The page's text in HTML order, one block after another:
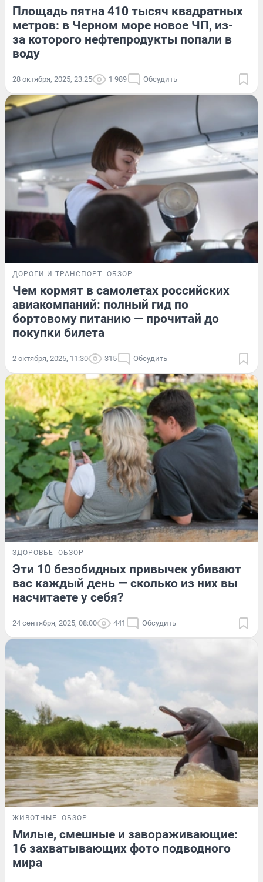
Площадь пятна 410 тысяч квадратных
метров: в Черном море новое ЧП, из-
за которого нефтепродукты попали в
воду
28 октября, 2025, 23:25 1 989 Обсудить
ДОРОГИ И ТРАНСПОРТ ОБЗОР
Чем кормят в самолетах российских
авиакомпаний: полный гид по
бортовому питанию — прочитай до
покупки билета
2 октября, 2025, 11:30 315 Обсудить
ЗДОРОВЬЕ ОБЗОР
Эти 10 безобидных привычек убивают
вас каждый день — сколько из них вы
насчитаете у себя?
24 сентября, 2025, 08:00 441 Обсудить
ЖИВОТНЫЕ ОБЗОР
Милые, смешные и завораживающие:
16 захватывающих фото подводного
мира